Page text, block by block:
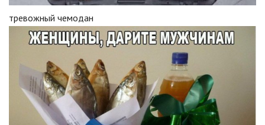
тревожный чемодан